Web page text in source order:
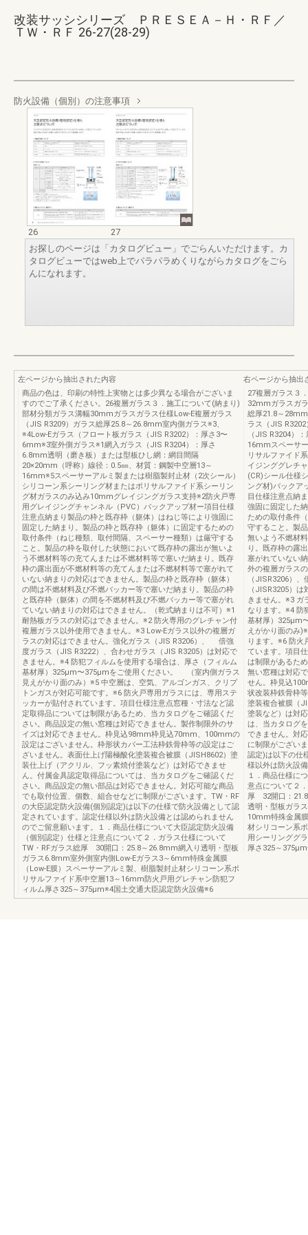
改装サッシシリーズ ＰＲＥＳＥＡ－Ｈ・ＲＦ／
ＴＷ・ＲＦ 26-27(28-29)
防火設備（個別）の注意事項
26
27
お探しのページは「カタログビュー」でごらんいただけます。カ
タログビューではweb上でパラパラめくりながらカタログをごら
んになれます。
左ページから抽出された内容
商品の色は、印刷の特性上実物とは多少異なる場合がございま
すのでご了承ください。26複層ガラス３．施工について(納まり)
部材分類ガラス溝幅30mmガラスガラス仕様Low-E複層ガラス
（JIS R3209）ガラス総厚25.8～26.8mm室内側ガラス※3、
※4Low-Eガラス（フロート板ガラス（JIS R3202）：厚さ3〜
6mm※3室外側ガラス※1網入ガラス（JIS R3204）：厚さ
6.8mm透明（磨き板）または型板ひし網：網目間隔
20×20mm（呼称）線径：0.5㎜、材質：鋼製中空層13～
16mm※5スペーサーアルミ製または樹脂製封止材（2次シール）
シリコーン系シーリング材またはポリサルファイド系シーリン
グ材ガラスのみ込み10mmグレイジングガラス支持※2防火戸専
用グレイジングチャンネル（PVC）バックアップ材ー項目仕様
注意点納まり製品の枠と既存枠（躯体）はねじ等により強固に
固定した納まり。製品の枠と既存枠（躯体）に固定するための
取付条件（ねじ種類、取付間隔、スペーサー種類）は厳守する
こと。製品の枠を取付した状態において既存枠の露出が無いよ
う不燃材料等の充てんまたは不燃材料等で塞いだ納まり。既存
枠の露出面が不燃材料等の充てんまたは不燃材料等で塞がれて
いない納まりの対応はできません。製品の枠と既存枠（躯体）
の間は不燃材料及び不燃バッカー等で塞いだ納まり。製品の枠
と既存枠（躯体）の間を不燃材料及び不燃バッカー等で塞がれ
ていない納まりの対応はできません。（乾式納まりは不可）※1
耐熱板ガラスの対応はできません。※2 防火専用のグレチャン付
複層ガラス以外使用できません。※3 Low-Eガラス以外の複層ガ
ラスの対応はできません。強化ガラス（JIS R3206）、 倍強
度ガラス（JIS R3222）、合わせガラス（JIS R3205）は対応で
きません。※4 防犯フィルムを使用する場合は、厚さ（フィルム
基材厚）325μm〜375μmをご使用ください。 （室内側ガラス
見えがかり面のみ）※5 中空層は、空気、アルゴンガス、クリプ
トンガスが対応可能です。※6 防火戸専用ガラスには、専用ステ
ッカーが貼付されています。項目仕様注意点窓種・寸法など認
定取得品については制限があるため、当カタログをご確認くだ
さい。商品設定の無い窓種は対応できません。製作制限外のサ
イズは対応できません。枠見込98mm枠見込70mm、100mmの
設定はございません。枠形状カバー工法枠鉄骨枠等の設定はご
ざいません。表面仕上げ陽極酸化塗装複合被膜（JISH8602）塗
装仕上げ（アクリル、フッ素焼付塗装など）は対応できませ
ん。付属金具認定取得品については、当カタログをご確認くだ
さい。商品設定の無い部品は対応できません。対応可能な商品
でも取付位置、個数、組合せなどに制限がございます。TW・RF
の大臣認定防火設備(個別認定)は以下の仕様で防火設備として認
定されています。認定仕様以外は防火設備とは認められません
のでご留意願います。１．商品仕様について大臣認定防火設備
（個別認定）仕様と注意点について２．ガラス仕様について
TW・RFガラス総厚 30開口：25.8～26.8mm網入り透明・型板
ガラス6.8mm室外側室内側Low-Eガラス3～6mm特殊金属膜
（Low-E膜）スペーサーアルミ製、樹脂製封止材シリコーン系ポ
リサルファイド系中空層13～16mm防火戸用グレチャン防犯フ
ィルム厚さ325～375μm※4国土交通大臣認定防火設備※6
右ページから抽出
27複層ガラス３
32mmガラスガ
総厚21.8～
ラス（JIS
（JIS R3204）
16mmスペーサ
リサルファイド
イジンググレチ
(CR)シール仕様
ング材)バックア
目仕様注意点納
強固に固定した
ための取付条件
守すること。製
無いよう不燃材
り。既存枠の露
塞がれていない
外の複層ガラス
（JISR3206）
（JISR3205）
きません。※3 ガ
なります。※4 防
基材厚）325μm
えがかり面のみ
ります。※6 防火
ています。項目
は制限があるた
無い窓種は対応
せん。枠見込
状改装枠鉄骨枠
塗装複合被膜（
塗装など）は対
は、当カタログ
できません。対
に制限がござい
認定)は以下の仕
様以外は防火設
１．商品仕様に
意点について２
厚 32開口：
透明・型板ガラ
10mm特殊金属
材シリコーン系
用シーリンググ
厚さ325～